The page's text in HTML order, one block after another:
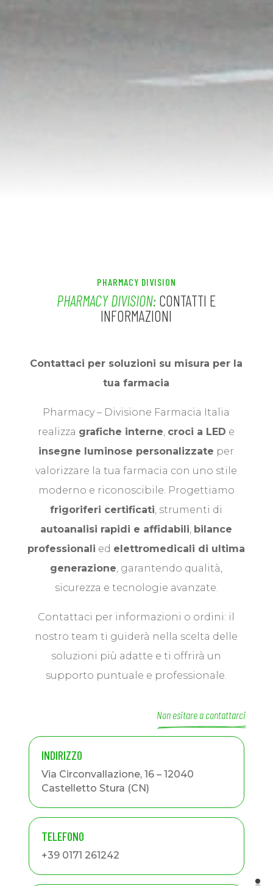
PHARMACY DIVISION
PHARMACY DIVISION: CONTATTI E
INFORMAZIONI
Contattaci per soluzioni su misura per la
tua farmacia
Pharmacy – Divisione Farmacia Italia
realizza grafiche interne, croci a LED e
insegne luminose personalizzate per
valorizzare la tua farmacia con uno stile
moderno e riconoscibile. Progettiamo
frigoriferi certificati, strumenti di
autoanalisi rapidi e affidabili, bilance
professionali ed elettromedicali di ultima
generazione, garantendo qualità,
sicurezza e tecnologie avanzate.
Contattaci per informazioni o ordini: il
nostro team ti guiderà nella scelta delle
soluzioni più adatte e ti offrirà un
supporto puntuale e professionale.
Non esitare a contattarci
INDIRIZZO
Via Circonvallazione, 16 – 12040
Castelletto Stura (CN)
TELEFONO
+39 0171 261242